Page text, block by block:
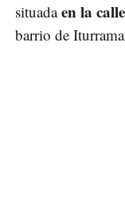
situadaen la
barrio de